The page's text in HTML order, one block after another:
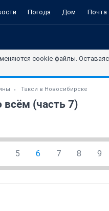
Погода Дом Почта
cookie-файлы.
Такси в Новосибирске
всём (часть 7)
5 6 7 8 9